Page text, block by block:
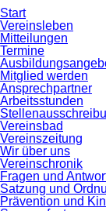
Start
Vereinsleben
Mitteilungen
Termine
Mitglied werden
Ansprechpartner
Arbeitsstunden
Vereinsbad
Vereinszeitung
Wir über uns
Vereinschronik
Fragen und
Satzung und
Prävention und